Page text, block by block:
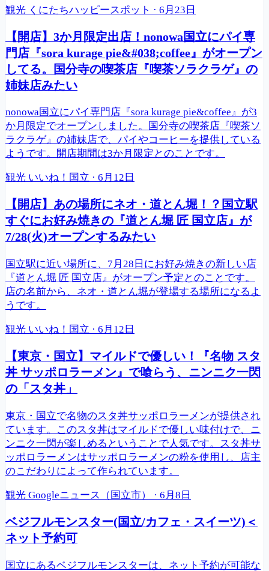
観光 くにたちハッピースポット · 6月23日
【開店】3か月限定出店！nonowa国立にパイ専
門店『sora kurage pie&#038;coffee』がオープン
してる。国分寺の喫茶店『喫茶ソラクラゲ』の
姉妹店みたい
nonowa国立にパイ専門店『sora kurage pie&coffee』が3
か月限定でオープンしました。国分寺の喫茶店『喫茶ソ
ラクラゲ』の姉妹店で、パイやコーヒーを提供している
ようです。開店期間は3か月限定とのことです。
観光 いいね！国立 · 6月12日
【開店】あの場所にネオ・道とん堀！？国立駅
すぐにお好み焼きの『道とん堀 匠 国立店』が
7/28(火)オープンするみたい
国立駅に近い場所に、7月28日にお好み焼きの新しい店
『道とん堀 匠 国立店』がオープン予定とのことです。
店の名前から、ネオ・道とん堀が登場する場所になるよ
うです。
観光 いいね！国立 · 6月12日
【東京・国立】マイルドで優しい！『名物 スタ
丼 サッポロラーメン』で喰らう、ニンニク一閃
の「スタ丼」
東京・国立で名物のスタ丼サッポロラーメンが提供され
ています。このスタ丼はマイルドで優しい味付けで、ニ
ンニク一閃が楽しめるということで人気です。スタ丼サ
ッポロラーメンはサッポロラーメンの粉を使用し、店主
のこだわりによって作られています。
観光 Googleニュース（国立市） · 6月8日
ベジフルモンスター(国立/カフェ・スイーツ)＜
ネット予約可
国立にあるベジフルモンスターは、ネット予約が可能な